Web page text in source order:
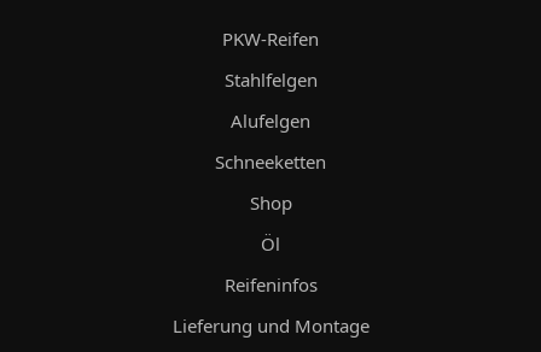
PKW-Reifen
Stahlfelgen
Alufelgen
Schneeketten
Shop
Öl
Reifeninfos
Lieferung und Montage